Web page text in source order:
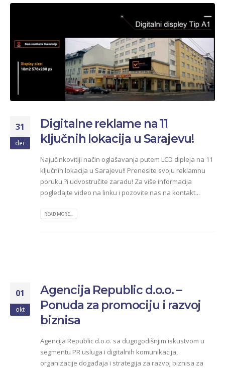
31
dec
Digitalne reklame na 11
ključnih lokacija u Sarajevu!
Najučinkovitiji način oglašavanja putem LCD dipleja na 11
ključnih lokacija u Sarajevu‼ Prenesite svoju reklamnu
poruku ?i udvostručite zaradu! Za više informacija
pogledajte video na linku i pozovite nas na kontakt...
READ MORE...
01
okt
Agencija Republic d.o.o. –
Ponuda za promociju i razvoj
biznisa
Agencija Republic d.o.o. sa dugogodišnjim iskustvom u
segmentu PR usluga i digitalnih komunikacija,
organizacije događaja i strategija za razvoj biznisa za